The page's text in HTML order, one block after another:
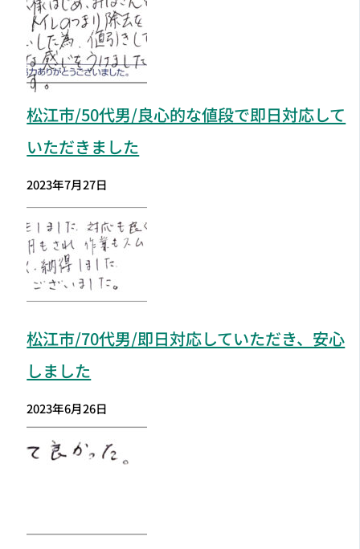
松江市/50代男/良心的な値段で即日対応して
いただきました
2023年7月27日
松江市/70代男/即日対応していただき、安心
しました
2023年6月26日